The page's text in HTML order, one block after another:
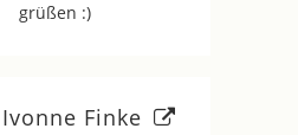
grüßen :)
Ivonne Finke